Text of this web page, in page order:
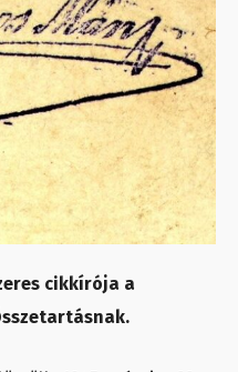
cikkírója a